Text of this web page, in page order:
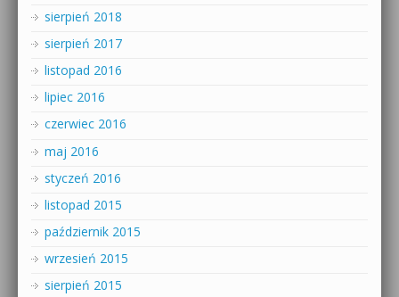
sierpień 2018
sierpień 2017
listopad 2016
lipiec 2016
czerwiec 2016
maj 2016
styczeń 2016
listopad 2015
październik 2015
wrzesień 2015
sierpień 2015